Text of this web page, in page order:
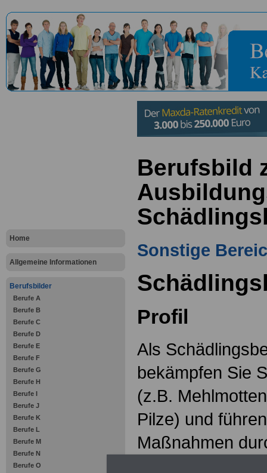
Home
Allgemeine Informationen
Berufsbilder
Berufe A
Berufe B
Berufe C
Berufe D
Berufe E
Berufe F
Berufe G
Berufe H
Berufe I
Berufe J
Berufe K
Berufe L
Berufe M
Berufe N
Berufe O
Berufsbild
Sonstige
Profil
Als
bekämpfen Sie
(z.B.
Pilze) und
Maßnahmen